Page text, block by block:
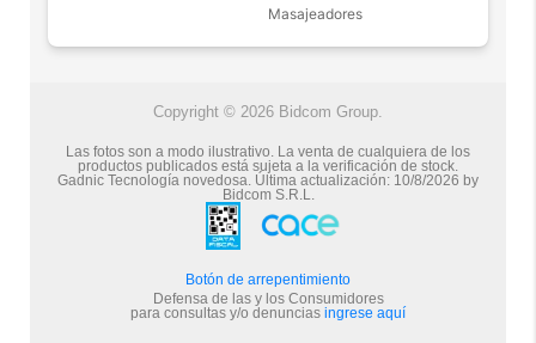
nosotros.
Masajeadores
Copyright © 2026 Bidcom Group.
Las fotos son a modo ilustrativo. La venta de cualquiera de los
productos publicados está sujeta a la verificación de stock.
Gadnic Tecnología novedosa. Última actualización: 10/8/2026 by
Bidcom S.R.L.
Botón de arrepentimiento
Defensa de las y los Consumidores
para consultas y/o denuncias ingrese aquí